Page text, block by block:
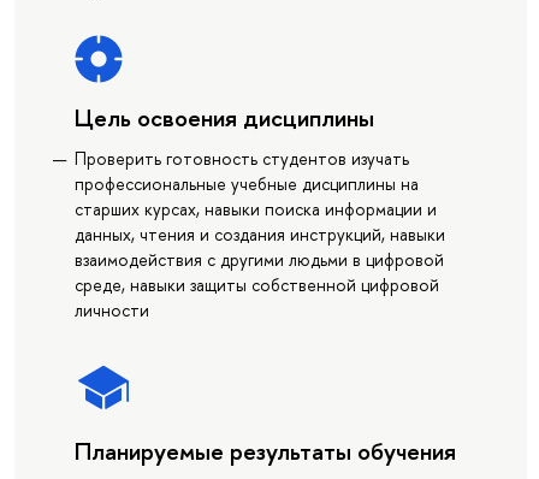
Цель освоения дисциплины
Проверить готовность студентов изучать
профессиональные учебные дисциплины на
старших курсах, навыки поиска информации и
данных, чтения и создания инструкций, навыки
взаимодействия с другими людьми в цифровой
среде, навыки защиты собственной цифровой
личности
Планируемые результаты обучения